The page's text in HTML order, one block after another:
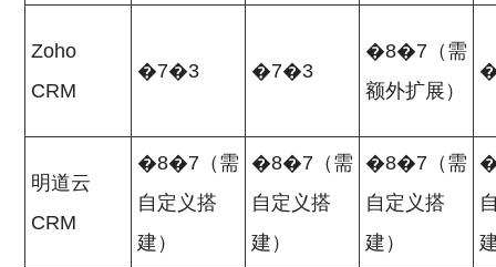
Zoho
CRM
�7�3 �7�3
�8�7（需
额外扩展）
明道云
CRM
�8�7（需
自定义搭
建）
�8�7（需
自定义搭
建）
�8�7（需
自定义搭
建）